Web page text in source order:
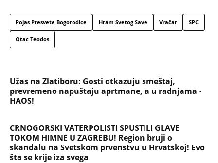
Pojas Presvete Bogorodice Hram Svetog Save Vračar SPC
Otac Teodos
Užas na Zlatiboru: Gosti otkazuju smeštaj,
prevremeno napuštaju aprtmane, a u radnjama -
HAOS!
CRNOGORSKI VATERPOLISTI SPUSTILI GLAVE
TOKOM HIMNE U ZAGREBU! Region bruji o
skandalu na Svetskom prvenstvu u Hrvatskoj! Evo
šta se krije iza svega